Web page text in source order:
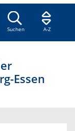
Suchen A-Z
Essen